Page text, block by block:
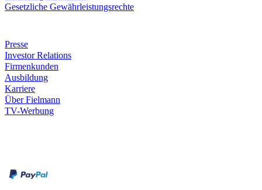
Gesetzliche Gewährleistungsrechte
Presse
Investor Relations
Firmenkunden
Ausbildung
Karriere
Über Fielmann
TV-Werbung